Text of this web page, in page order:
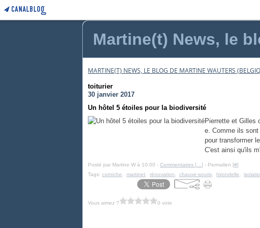
Martine(t) News, le
MARTINE(T) NEWS, LE BLOG DE MARTINE WAUTERS
toiturier
30 janvier 2017
Un hôtel 5 étoiles pour la biodiversité
Pierrette et Gilles
e. Comme ils
pour transformer
C'est ainsi qu'ils
Posté par Martine W à 10:00 - Commentaires [ ] - Permalien [#]
Tags: corniche martinet rénovation chauve-souris hirondelle
Vous aimez ? 0 vote